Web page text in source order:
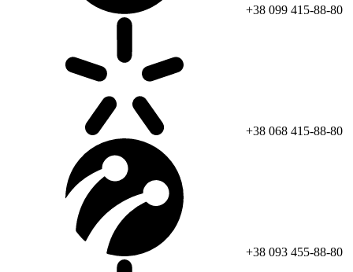
+38 099 415-88-80
+38 068 415-88-80
+38 093 455-88-80